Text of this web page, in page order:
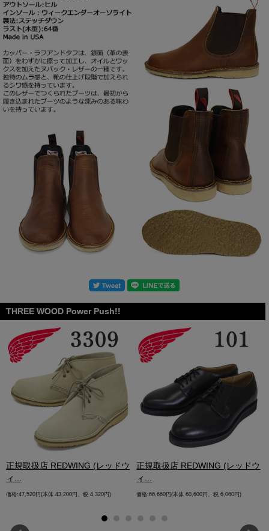
THREE WOOD Power Push!!
正規取扱店 REDWING (レッドウ
ィ...
価格:47,520円(本体 43,200円、税 4,320円)
正規取扱店 REDWING (レッドウ
ィ...
価格:66,660円(本体 60,600円、税 6,060円)